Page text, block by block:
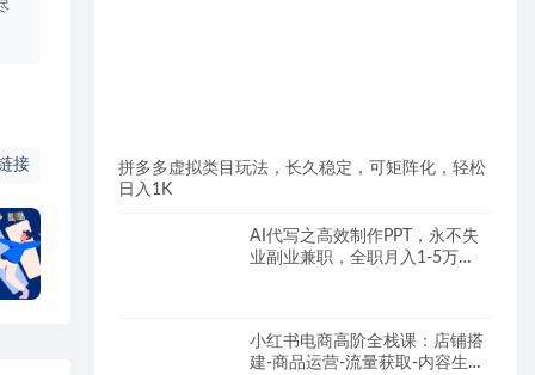
接
拼多多虚拟类目玩法，长久稳定，可矩阵化，轻松
日入1K
AI代写之高效制作PPT，永不失
业副业兼职，全职月入1-5万
小红书电商高阶全栈课：店铺搭
建-商品运营-流量获取-内容生产-